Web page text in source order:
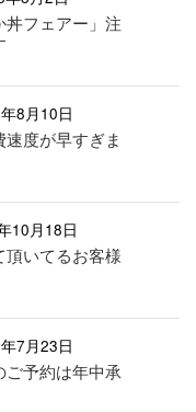
丼フェアー」注
8月10日
度が早すぎま
10月18日
頂いてるお客様
7月23日
ご予約は年中承